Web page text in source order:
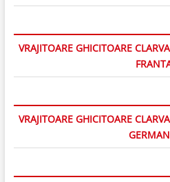
VRAJITOARE GHICITOARE
VRAJITOARE GHICITOARE